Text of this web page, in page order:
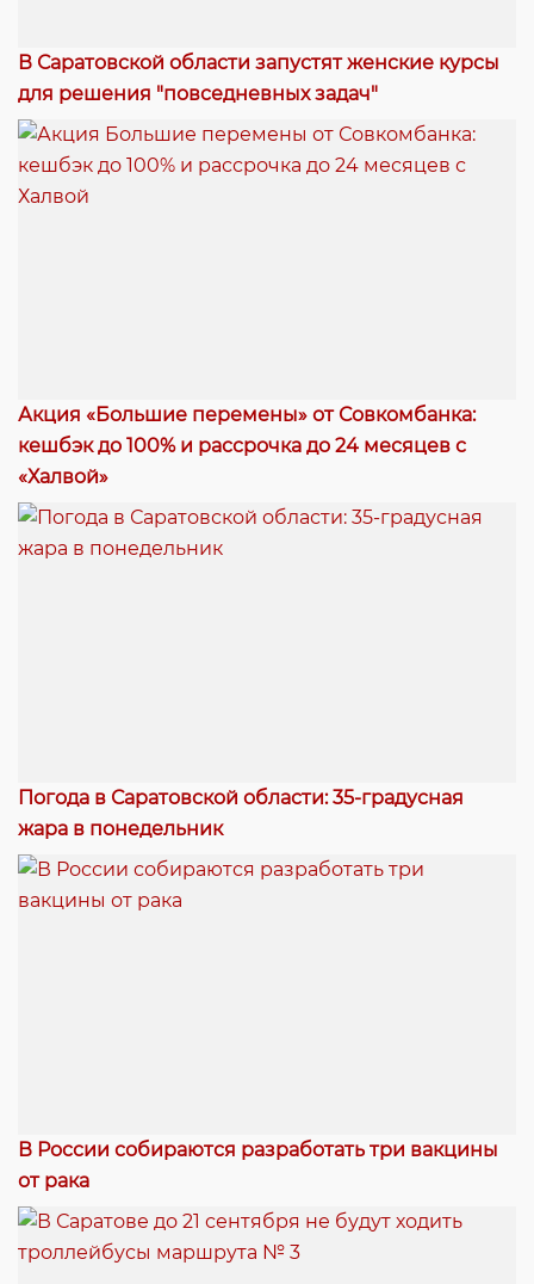
В Саратовской области запустят женские курсы
для решения "повседневных задач"
Акция «Большие перемены» от Совкомбанка:
кешбэк до 100% и рассрочка до 24 месяцев с
«Халвой»
Погода в Саратовской области: 35-градусная
жара в понедельник
В России собираются разработать три вакцины
от рака